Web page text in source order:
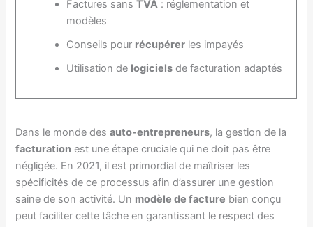
Factures sans TVA: réglementation et
modèles
Conseils pour récupérerles impayés
Utilisation de logicielsde facturation adaptés
Dans le monde desauto-entrepreneurs, la gestion de la
facturation est une étape cruciale qui ne doit pas être
négligée. En 2021, il est primordial de maîtriser les
spécificités de ce processus afin d’assurer une gestion
saine de son activité. Un modèle de facture bien conçu
peut faciliter cette tâche en garantissant le respect des